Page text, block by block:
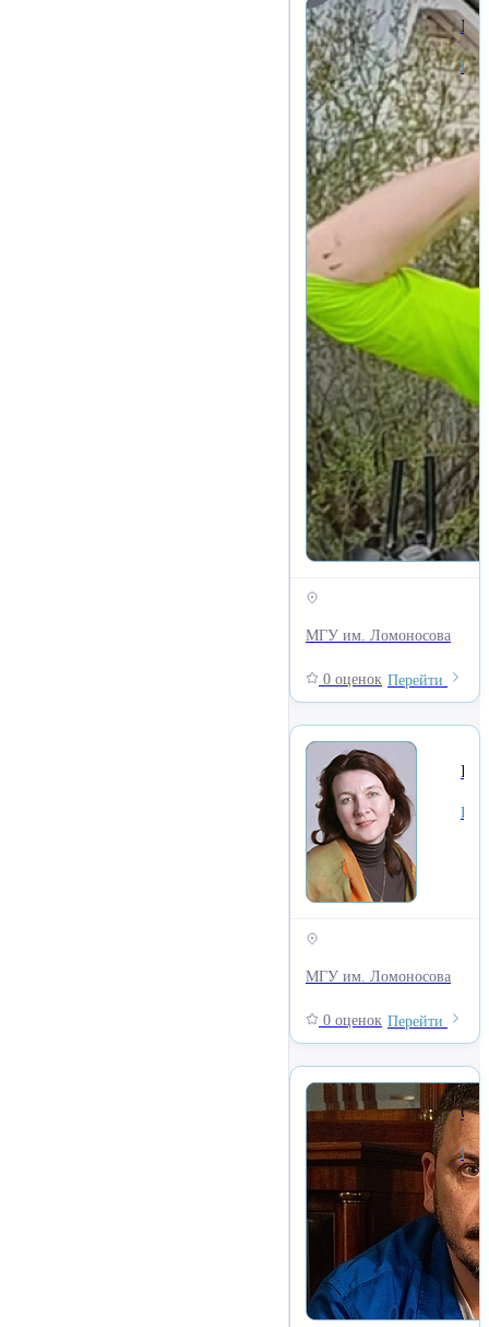
Мурашкинцев
Каждый географ — ИССЛЕДОВАТЕЛЬ АНАЛОВ природы
МГУ им. Ломоносова
0 оценок Перейти
МГУ им. Ломоносова
0 оценок Перейти
Сартаков Егор Владимирович
Кафедра истории русской литературы и журналистики